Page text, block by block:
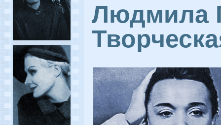
Людмила